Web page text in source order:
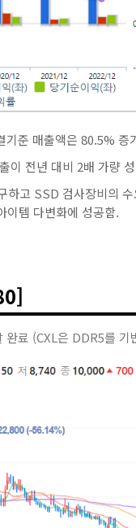
기준 매출액은 80.5%
이 전년 대비 2배 가량
하고 SSD 검사장비
템 다변화에 성공함.
완료 (CXL은 DDR5를 기